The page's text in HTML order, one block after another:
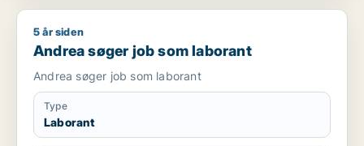
Andrea søger job som laborant
5 år siden
Andrea søger job som laborant
Andrea søger job som laborant
Type
Laborant